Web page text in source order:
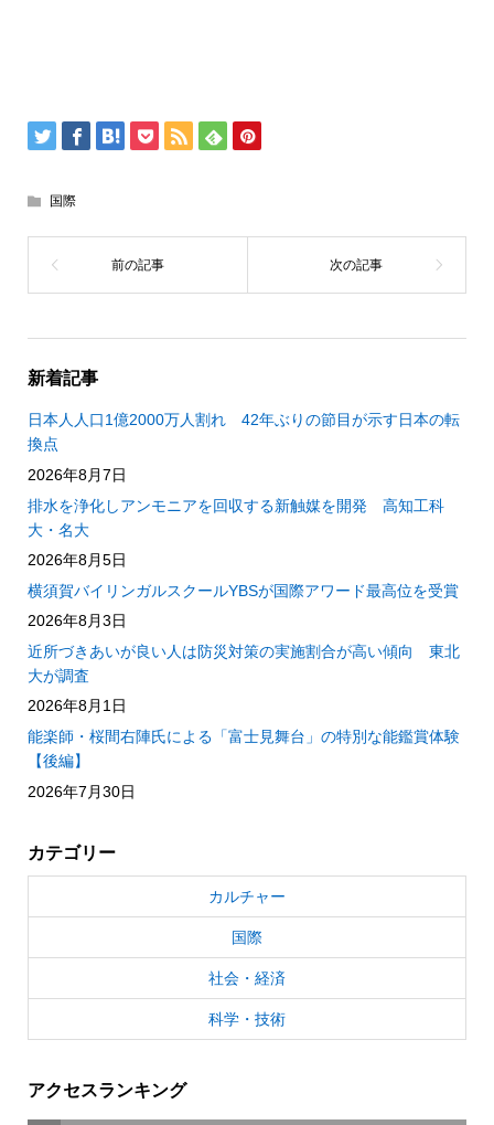
国際
新着記事
日本人人口1億2000万人割れ 42年ぶりの節目が示す日本の転
換点
2026年8月7日
排水を浄化しアンモニアを回収する新触媒を開発 高知工科
大・名大
2026年8月5日
横須賀バイリンガルスクールYBSが国際アワード最高位を受賞
2026年8月3日
近所づきあいが良い人は防災対策の実施割合が高い傾向 東北
大が調査
2026年8月1日
能楽師・桜間右陣氏による「富士見舞台」の特別な能鑑賞体験
【後編】
2026年7月30日
カテゴリー
カルチャー
国際
社会・経済
科学・技術
アクセスランキング